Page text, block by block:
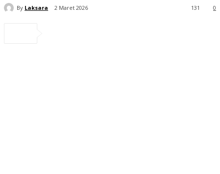
By Laksara 2 Maret 2026 0
131